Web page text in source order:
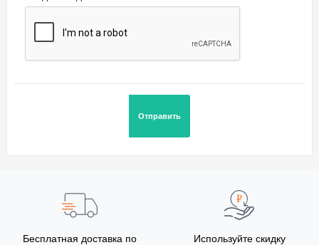
Бесплатная доставка по
Используйте скидку